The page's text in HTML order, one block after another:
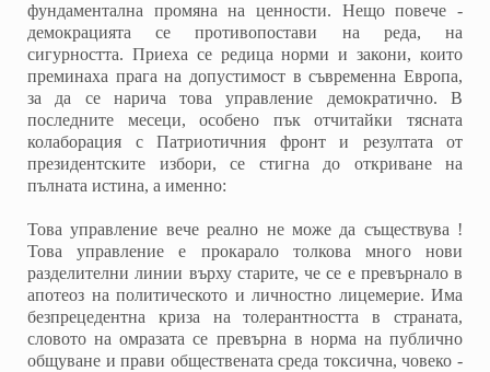
фундаментална промяна на ценности. Нещо повече -
демокрацията се противопостави на реда, на
сигурността. Приеха се редица норми и закони, които
преминаха прага на допустимост в съвременна Европа,
за да се нарича това управление демократично. В
последните месеци, особено пък отчитайки тясната
колаборация с Патриотичния фронт и резултата от
президентските избори, се стигна до откриване на
пълната истина, а именно:
Това управление вече реално не може да съществува !
Това управление е прокарало толкова много нови
разделителни линии върху старите, че се е превърнало в
апотеоз на политическото и личностно лицемерие. Има
безпрецедентна криза на толерантността в страната,
словото на омразата се превърна в норма на публично
общуване и прави обществената среда токсична, човеко -